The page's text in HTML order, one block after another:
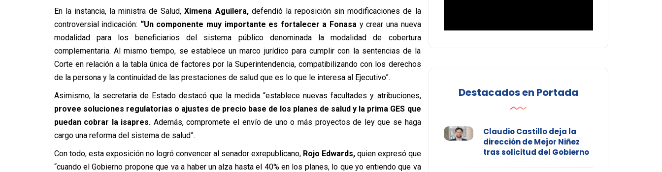
En la instancia, la ministra de Salud,Ximena Aguilera,defendió la reposición sin modificaciones de la
controversial indicación: “Un componente muy importante es fortalecer a Fonasa y crear una nueva
modalidad para los beneficiarios del sistema público denominada la modalidad de cobertura
complementaria. Al mismo tiempo, se establece un marco jurídico para cumplir con la sentencias de la
Corte en relación a la tabla única de factores por la Superintendencia, compatibilizando con los derechos
de la persona y la continuidad de las prestaciones de salud que es lo que le interesa al Ejecutivo”.
Asimismo, la secretaria de Estado destacó que la medida “establece nuevas facultades y atribuciones,
provee soluciones regulatorias o ajustes de precio base de los planes de salud y la prima GES que
puedan cobrar la isapres. Además, compromete el envío de uno o más proyectos de ley que se haga
cargo una reforma del sistema de salud”.
Con todo, esta exposición no logró convencer al senador exrepublicano, Rojo Edwards,quien expresó que
“cuando el Gobierno propone que va a haber un alza hasta el 40% en los planes, lo que yo entiendo que va
Destacados en Portada
Claudio Castillo deja la
dirección de Mejor Niñez
tras solicitud del Gobierno